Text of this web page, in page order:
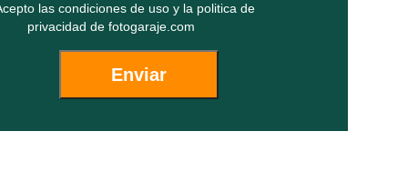
lascondiciones de usoy la politica de
privacidadde fotogaraje.com